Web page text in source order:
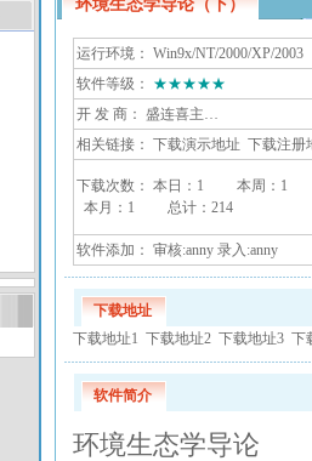
环境生态学导论（下）
运行环境： Win9x/NT/2000/XP/2003
软件等级： ★★★★★
开 发 商：盛连喜主…
相关链接：下载演示地址 下载注册
下载次数： 本日： 1 本周： 1
本月： 1 总计：214
软件添加： 审核:anny 录入:anny
下载地址
下载地址1 下载地址2 下载地址3 下
软件简介
环境生态学导论